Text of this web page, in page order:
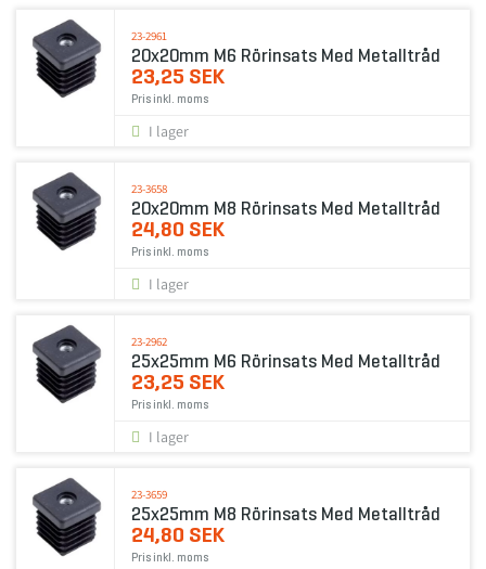
23-2961
20x20mm M6 Rörinsats Med Metalltråd
23,25 SEK
Pris inkl. moms
I lager
23-3658
20x20mm M8 Rörinsats Med Metalltråd
24,80 SEK
Pris inkl. moms
I lager
23-2962
25x25mm M6 Rörinsats Med Metalltråd
23,25 SEK
Pris inkl. moms
I lager
23-3659
25x25mm M8 Rörinsats Med Metalltråd
24,80 SEK
Pris inkl. moms